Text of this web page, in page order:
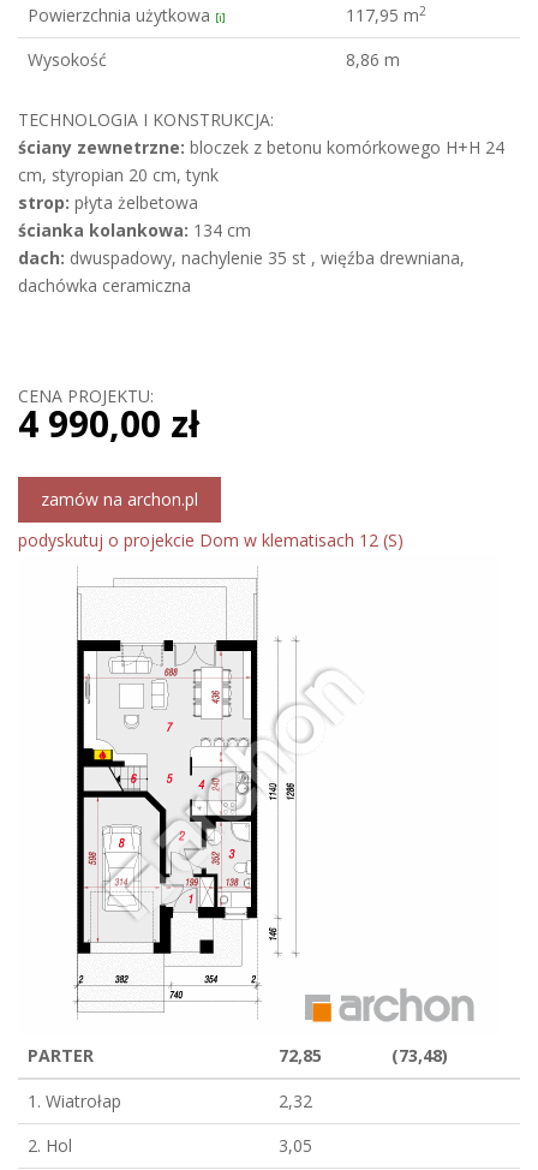
Powierzchnia użytkowa [i] 117,95 m2
Wysokość 8,86 m
TECHNOLOGIA I KONSTRUKCJA:
ściany zewnetrzne: bloczek z betonu komórkowego H+H 24
cm, styropian 20 cm, tynk
strop: płyta żelbetowa
ścianka kolankowa: 134 cm
dach: dwuspadowy, nachylenie 35 st , więźba drewniana,
dachówka ceramiczna
CENA PROJEKTU:
4 990,00 zł
zamów na archon.pl
podyskutuj o projekcie Dom w klematisach 12 (S)
PARTER 72,85
(73,48)
1. Wiatrołap
2,32
2. Hol
3,05